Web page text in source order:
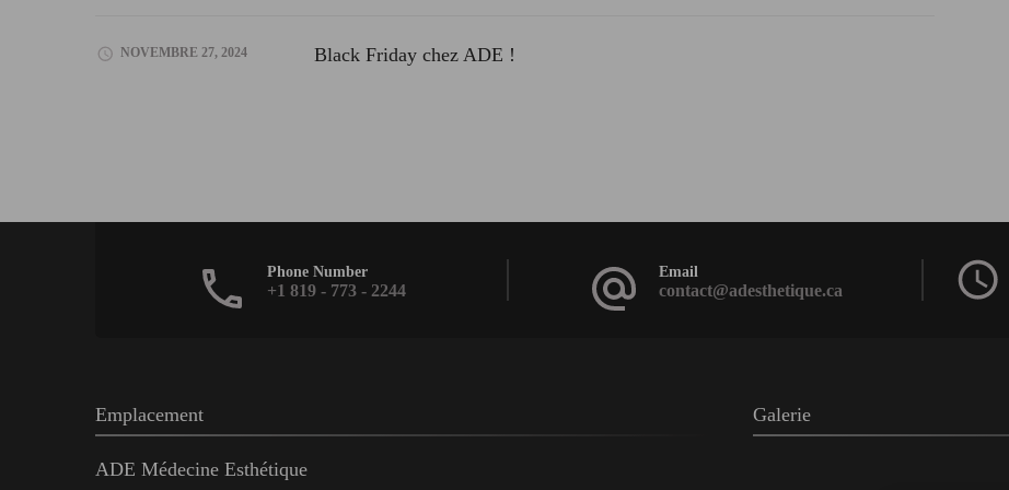
NOVEMBRE 27, 2024 Black Friday chez ADE !
Phone Number
+1 819 - 773 - 2244
Email
contact@adesthetique.ca
Emplacement
ADE Médecine Esthétique
Galerie